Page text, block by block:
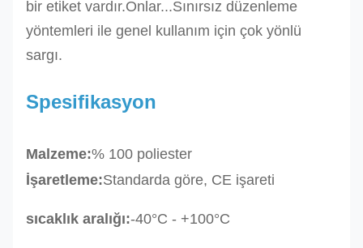
bir etiket vardır.Onlar...Sınırsız düzenleme
yöntemleri ile genel kullanım için çok yönlü
sargı.
Spesifikasyon
Malzeme:% 100 poliester
İşaretleme:Standarda göre, CE işareti
sıcaklık aralığı:-40°C - +100°C